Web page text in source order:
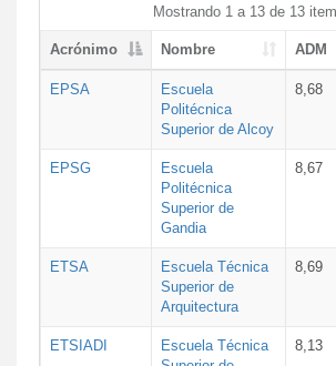
Mostrando 1 a 13 de 13
Acrónimo Nombre ADM
EPSA
Escuela
Politécnica
Superior de Alcoy
8,68
EPSG
Escuela
Politécnica
Superior de
Gandia
8,67
ETSA
Escuela Técnica
Superior de
Arquitectura
8,69
ETSIADI
Escuela Técnica
8,13